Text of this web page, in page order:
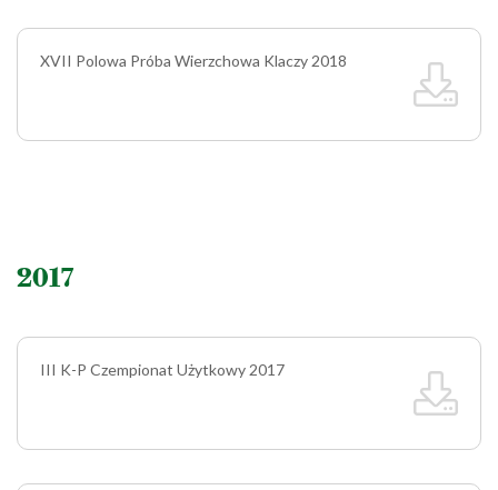
XVII Polowa Próba Wierzchowa Klaczy 2018
2017
III K-P Czempionat Użytkowy 2017